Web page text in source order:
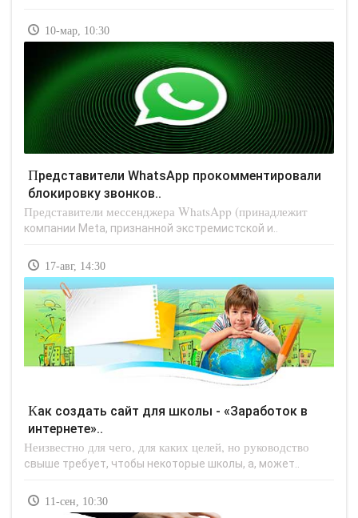
10-мар, 10:30
Представители WhatsApp прокомментировали
блокировку звонков..
Представители мессенджера WhatsApp (принадлежит
компании Meta, признанной экстремистской и..
17-авг, 14:30
Как создать сайт для школы - «Заработок в
интернете»..
Неизвестно для чего, для каких целей, но руководство
свыше требует, чтобы некоторые школы, а, может..
11-сен, 10:30